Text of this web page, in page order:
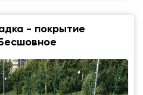
- покрытие